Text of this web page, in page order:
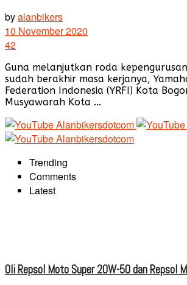
byalanbikers
10 November 2020
42
Guna melanjutkan roda
sudah berakhir masa kerjanya,
Federation Indonesia (YRFI) Kota
Musyawarah Kota ...
Trending
Comments
Latest
Oli Repsol Moto Super 20W-50 dan Repsol